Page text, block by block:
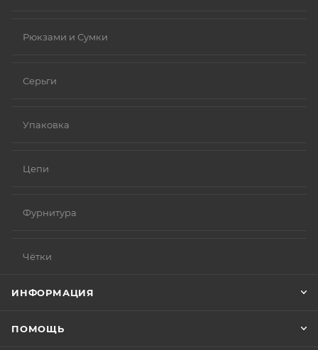
Рюкзами и Сумки
Серьги
Упаковка
Цепи
Фурнитура
Чётки
ИНФОРМАЦИЯ
ПОМОЩЬ